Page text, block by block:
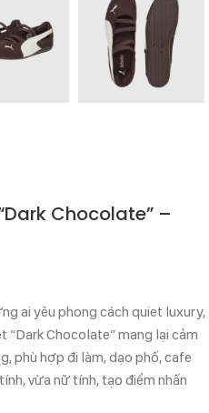
Chocolate” –
ai yêu phong cách quiet luxury,
“Dark Chocolate” mang lại cảm
phù hợp đi làm, dạo phố, cafe
vừa nữ tính, tạo điểm nhấn